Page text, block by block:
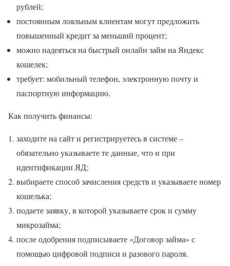
рублей;
постоянным лояльным клиентам могут предложить
повышенный кредит за меньший процент;
можно надеяться на быстрый онлайн займ на Яндекс
кошелек;
требует: мобильный телефон, электронную почту и
паспортную информацию.
Как получить финансы:
заходите на сайт и регистрируетесь в системе –
обязательно указываете те данные, что и при
идентификации ЯД;
выбираете способ зачисления средств и указываете номер
кошелька;
подаете заявку, в которой указываете срок и сумму
микрозайма;
после одобрения подписываете «Договор займа» с
помощью цифровой подписи и разового пароля.